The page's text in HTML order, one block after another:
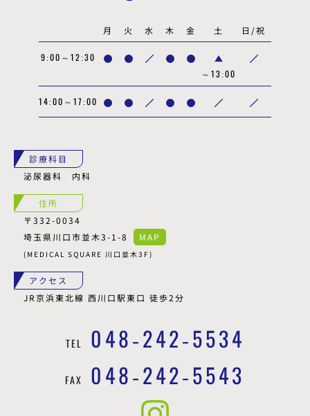
月 火 水 木 金 土 日/祝
9:00～12:30
～13:00
14:00～17:00
診療科目
泌尿器科 内科
住所
〒332-0034
埼玉県川口市並木3-1-8
MAP
(MEDICAL SQUARE 川口並木3F)
アクセス
JR京浜東北線 西川口駅東口 徒歩2分
TEL 048-242-5534
FAX 048-242-5543